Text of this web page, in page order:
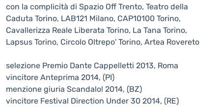
con la complicità di Spazio Off Trento, Teatro della
Caduta Torino, LAB121 Milano, CAP10100 Torino,
Cavallerizza Reale Liberata Torino, La Tana Torino,
Lapsus Torino, Circolo Oltrepo' Torino, Artea Rovereto
selezione Premio Dante Cappelletti 2013, Roma
vincitore Anteprima 2014, (PI)
menzione giuria Scandalo! 2014, (BZ)
vincitore Festival Direction Under 30 2014, (RE)